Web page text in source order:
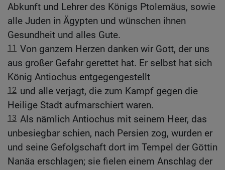
Abkunft und Lehrer des Königs Ptolemäus, sowie
alle Juden in Ägypten und wünschen ihnen
Gesundheit und alles Gute.
11 Von ganzem Herzen danken wir Gott, der uns
aus großer Gefahr gerettet hat. Er selbst hat sich
König Antiochus entgegengestellt
12 und alle verjagt, die zum Kampf gegen die
Heilige Stadt aufmarschiert waren.
13 Als nämlich Antiochus mit seinem Heer, das
unbesiegbar schien, nach Persien zog, wurden er
und seine Gefolgschaft dort im Tempel der Göttin
Nanäa erschlagen; sie fielen einem Anschlag der